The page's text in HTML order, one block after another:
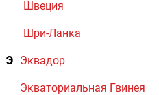
Швеция
Шри-Ланка
Э Эквадор
Экваториальная Гвинея